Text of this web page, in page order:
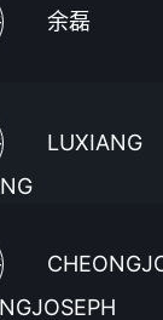
余磊
LUXIANG